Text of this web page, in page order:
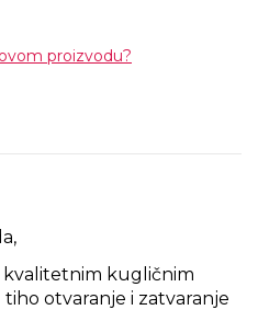
proizvodu?
kvalitetnim kugličnim
otvaranje i zatvaranje